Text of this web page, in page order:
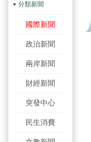
分類新聞
國際新聞
政治新聞
兩岸新聞
財經新聞
突發中心
民生消費